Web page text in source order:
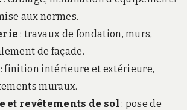
aux normes.
: travaux de fondation, murs,
de façade.
: finition intérieure et extérieure,
muraux.
et revêtements de sol : pose de